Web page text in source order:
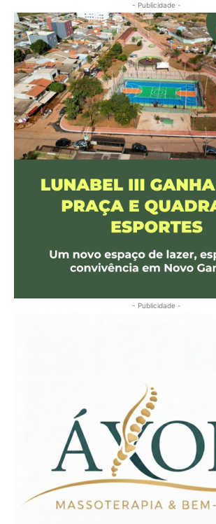
- Publicidade -
- Publicidade -